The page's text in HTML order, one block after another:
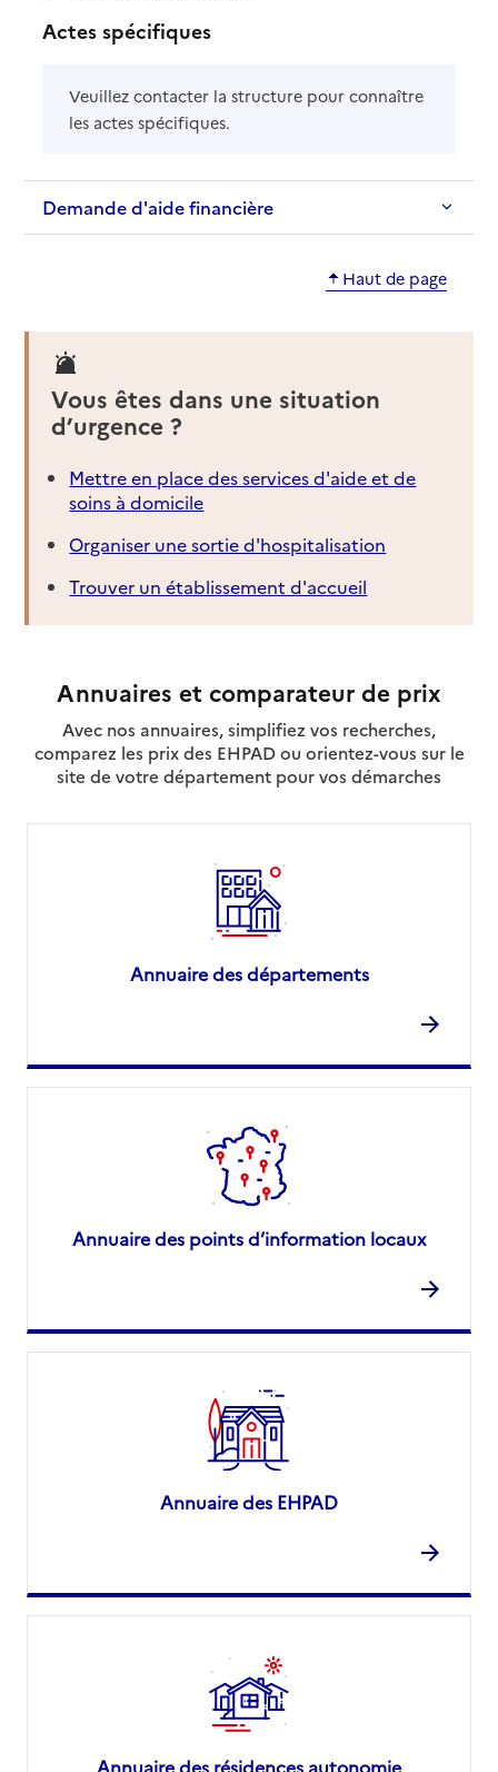
Actes spécifiques
Veuillez contacter la structure pour connaître
les actes spécifiques.
Demande d'aide financière
Haut de page
Vous êtes dans une situation
d’urgence ?
Mettre en place des services d'aide et de
soins à domicile
Organiser une sortie d'hospitalisation
Trouver un établissement d'accueil
Annuaires et comparateur de prix
Avec nos annuaires, simplifiez vos recherches,
comparez les prix des EHPAD ou orientez-vous sur le
site de votre département pour vos démarches
Annuaire des départements
Annuaire des points d’information locaux
Annuaire des EHPAD
Annuaire des résidences autonomie